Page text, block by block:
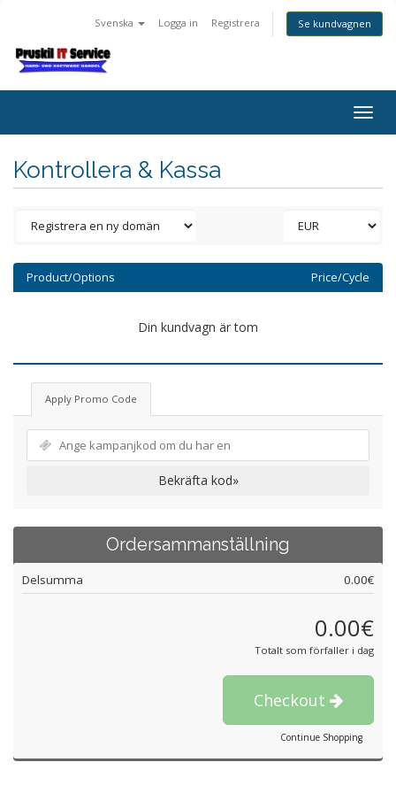
Svenska Logga in Registrera Se kundvagnen
Kontrollera & Kassa
Product/Options Price/Cycle
Din kundvagn är tom
Apply Promo Code
Bekräfta kod»
Ordersammanställning
Delsumma 0.00€
0.00€
Totalt som förfaller i dag
Checkout
Continue Shopping